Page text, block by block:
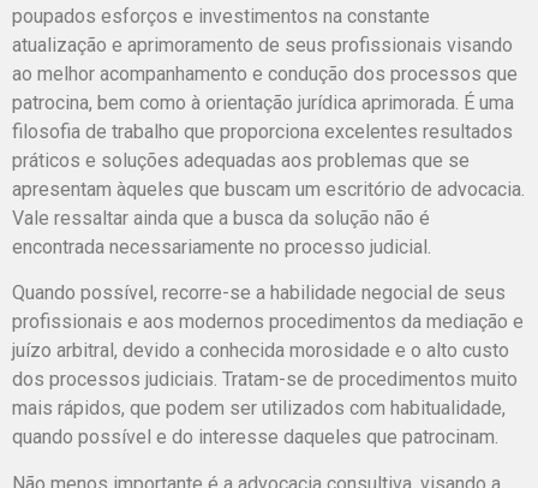
poupados esforços e investimentos na constante
atualização e aprimoramento de seus profissionais visando
ao melhor acompanhamento e condução dos processos que
patrocina, bem como à orientação jurídica aprimorada. É uma
filosofia de trabalho que proporciona excelentes resultados
práticos e soluções adequadas aos problemas que se
apresentam àqueles que buscam um escritório de advocacia.
Vale ressaltar ainda que a busca da solução não é
encontrada necessariamente no processo judicial.
Quando possível, recorre-se a habilidade negocial de seus
profissionais e aos modernos procedimentos da mediação e
juízo arbitral, devido a conhecida morosidade e o alto custo
dos processos judiciais. Tratam-se de procedimentos muito
mais rápidos, que podem ser utilizados com habitualidade,
quando possível e do interesse daqueles que patrocinam.